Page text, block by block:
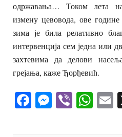
одржавања… Током лета
измену цевовода, ове
зима је била релативно
интервенција сем једна или
захтевима да делови
грејања, каже Ђорђевић.
Facebook
Messenger
Viber